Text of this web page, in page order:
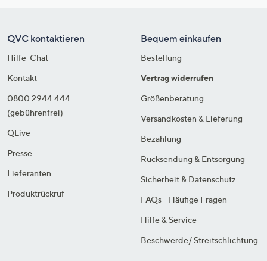
QVC kontaktieren
Hilfe-Chat
Kontakt
0800 2944 444
(gebührenfrei)
QLive
Presse
Lieferanten
Produktrückruf
Bequem einkaufen
Bestellung
Vertrag widerrufen
Größenberatung
Versandkosten & Lieferung
Bezahlung
Rücksendung & Entsorgung
Sicherheit & Datenschutz
FAQs - Häufige Fragen
Hilfe & Service
Beschwerde/ Streitschlichtung